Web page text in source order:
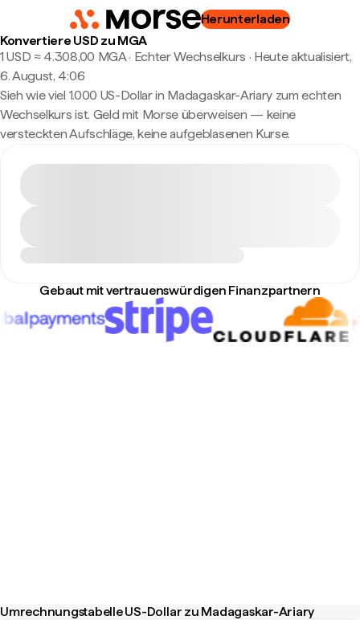
Herunterladen
Konvertiere USD zu MGA
1 USD ≈ 4.308,00 MGA · Echter Wechselkurs · Heute aktualisiert,
6. August, 4:06
Sieh wie viel 1.000 US-Dollar in Madagaskar-Ariary zum echten
Wechselkurs ist. Geld mit Morse überweisen — keine
versteckten Aufschläge, keine aufgeblasenen Kurse.
Gebaut mit vertrauenswürdigen Finanzpartnern
Umrechnungstabelle US-Dollar zu Madagaskar-Ariary